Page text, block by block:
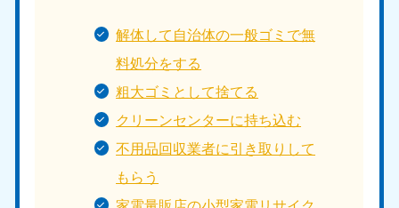
解体して自治体の一般ゴミで無
料処分をする
粗大ゴミとして捨てる
クリーンセンターに持ち込む
不用品回収業者に引き取りして
もらう